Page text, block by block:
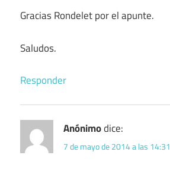
Gracias Rondelet por el apunte.
Saludos.
Responder
Anónimodice:
7 de mayo de 2014 a las 14:31